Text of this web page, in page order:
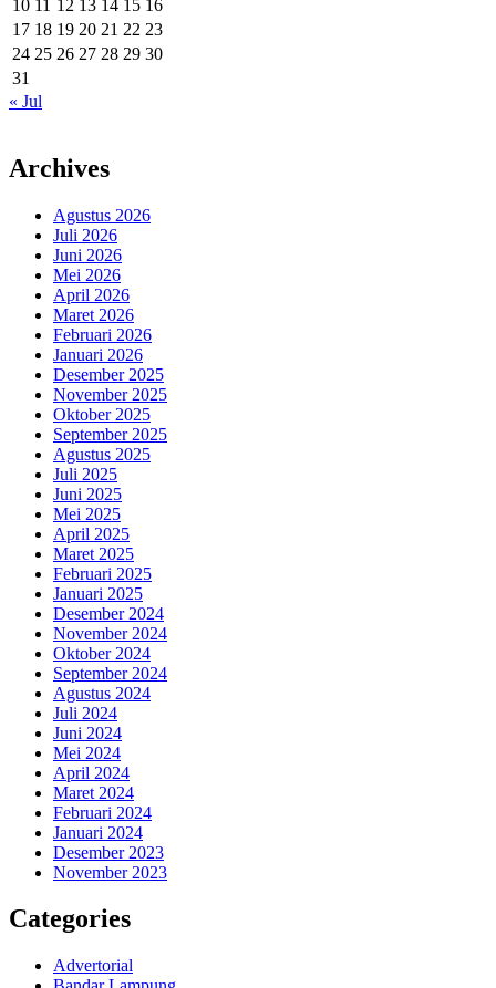
10 11 12 13 14 15 16
17 18 19 20 21 22 23
24 25 26 27 28 29 30
31
« Jul
Archives
Agustus 2026
Juli 2026
Juni 2026
Mei 2026
April 2026
Maret 2026
Februari 2026
Januari 2026
Desember 2025
November 2025
Oktober 2025
September 2025
Agustus 2025
Juli 2025
Juni 2025
Mei 2025
April 2025
Maret 2025
Februari 2025
Januari 2025
Desember 2024
November 2024
Oktober 2024
September 2024
Agustus 2024
Juli 2024
Juni 2024
Mei 2024
April 2024
Maret 2024
Februari 2024
Januari 2024
Desember 2023
November 2023
Categories
Advertorial